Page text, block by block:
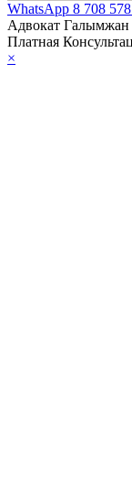
WhatsApp 8 708
Адвокат Галымжан
Платная
×